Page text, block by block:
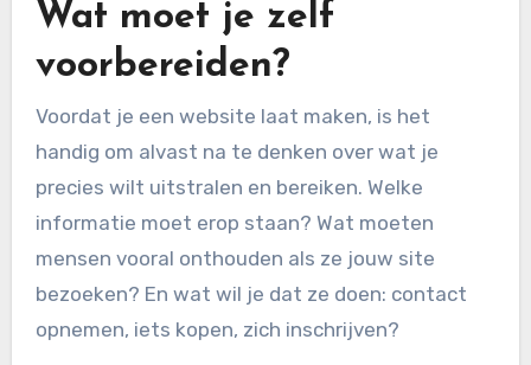
Wat moet je zelf
voorbereiden?
Voordat je een website laat maken, is het
handig om alvast na te denken over wat je
precies wilt uitstralen en bereiken. Welke
informatie moet erop staan? Wat moeten
mensen vooral onthouden als ze jouw site
bezoeken? En wat wil je dat ze doen: contact
opnemen, iets kopen, zich inschrijven?